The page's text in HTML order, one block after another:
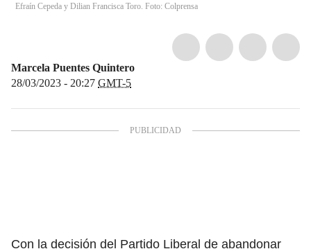
Efraín Cepeda y Dilian Francisca Toro. Foto: Colprensa
Marcela Puentes Quintero
28/03/2023 - 20:27 GMT-5
Con la decisión del Partido Liberal de abandonar